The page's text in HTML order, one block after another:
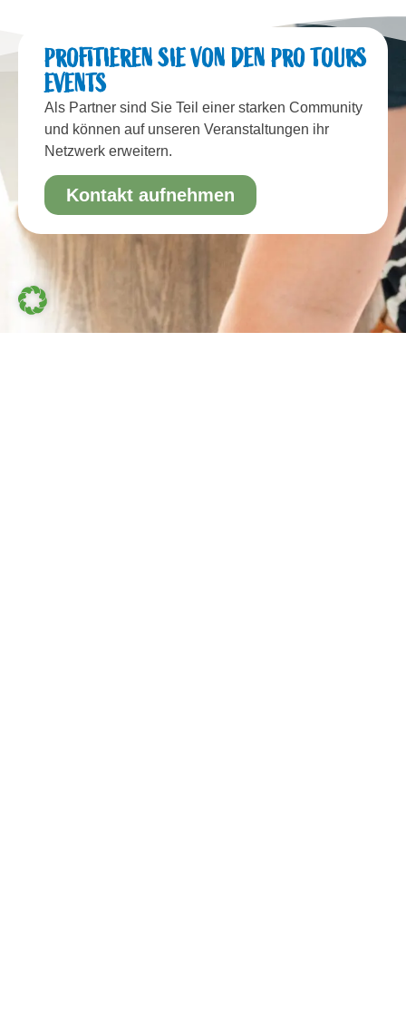
PROFITIEREN SIE VON DEN PRO TOURS
EVENTS
Als Partner sind Sie Teil einer starken Community
und können auf unseren Veranstaltungen ihr
Netzwerk erweitern.
Kontakt aufnehmen